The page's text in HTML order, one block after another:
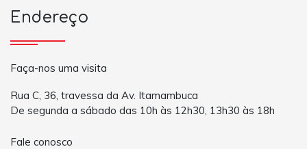
Endereço
Faça-nos uma visita
Rua C, 36, travessa da Av. Itamambuca
De segunda a sábado das 10h às 12h30, 13h30 às 18h
Fale conosco